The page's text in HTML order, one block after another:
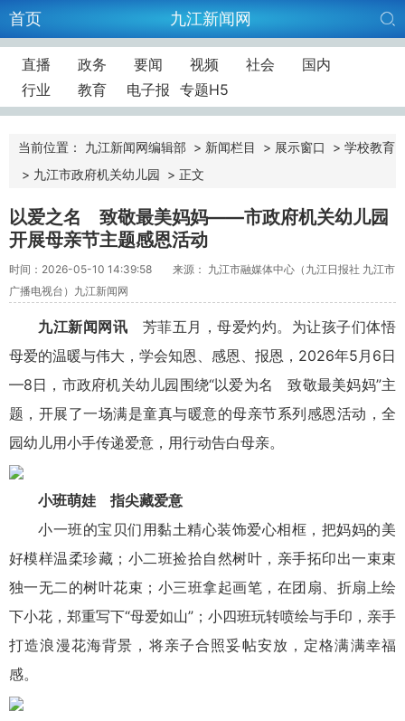
首页 九江新闻网
直播 政务 要闻 视频 社会
国内
行业
教育 电子报 专题H5
当前位置： 九江新闻网编辑部 > 新闻栏目 > 展示窗口 > 学校教育
> 九江市政府机关幼儿园 > 正文
以爱之名 致敬最美妈妈——市政府机关幼儿园
开展母亲节主题感恩活动
时间：2026-05-10 14:39:58
来源： 九江市融媒体中心（九江日报社 九江市
广播电视台）九江新闻网
九江新闻网讯 芳菲五月，母爱灼灼。为让孩子们体悟
母爱的温暖与伟大，学会知恩、感恩、报恩，2026年5月6日
—8日，市政府机关幼儿园围绕“以爱为名 致敬最美妈妈”主
题，开展了一场满是童真与暖意的母亲节系列感恩活动，全
园幼儿用小手传递爱意，用行动告白母亲。
小班萌娃 指尖藏爱意
小一班的宝贝们用黏土精心装饰爱心相框，把妈妈的美
好模样温柔珍藏；小二班捡拾自然树叶，亲手拓印出一束束
独一无二的树叶花束；小三班拿起画笔，在团扇、折扇上绘
下小花，郑重写下“母爱如山”；小四班玩转喷绘与手印，亲手
打造浪漫花海背景，将亲子合照妥帖安放，定格满满幸福
感。